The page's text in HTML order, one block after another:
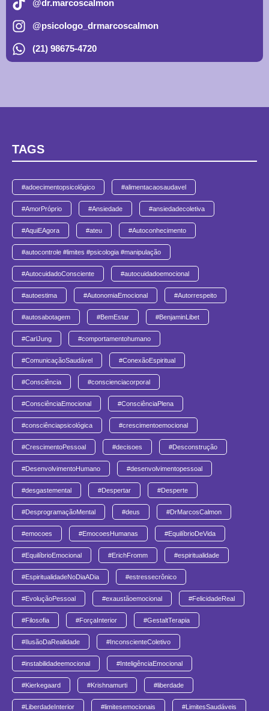
@dr.marcoscalmon
@psicologo_drmarcoscalmon
(21) 98675-4720
TAGS
#adoecimentopsicológico #alimentacaosaudavel
#AmorPróprio #Ansiedade #ansiedadecoletiva
#AquiEAgora #ateu #Autoconhecimento
#autocontrole #limites #psicologia #manipulação
#AutocuidadoConsciente #autocuidadoemocional
#autoestima #AutonomiaEmocional #Autorrespeito
#autosabotagem #BemEstar #BenjaminLibet
#CarlJung #comportamentohumano
#ComunicaçãoSaudável #ConexãoEspiritual
#Consciência #conscienciacorporal
#ConsciênciaEmocional #ConsciênciaPlena
#consciênciapsicológica #crescimentoemocional
#CrescimentoPessoal #decisoes #Desconstrução
#DesenvolvimentoHumano #desenvolvimentopessoal
#desgastemental #Despertar #Desperte
#DesprogramaçãoMental #deus #DrMarcosCalmon
#emocoes #EmocoesHumanas #EquilíbrioDeVida
#EquilíbrioEmocional #ErichFromm #espiritualidade
#EspiritualidadeNoDiaADia #estressecrônico
#EvoluçãoPessoal #exaustãoemocional #FelicidadeReal
#Filosofia #ForçaInterior #GestaltTerapia
#IlusãoDaRealidade #InconscienteColetivo
#instabilidadeemocional #InteligênciaEmocional
#Kierkegaard #Krishnamurti #liberdade
#LiberdadeInterior #limitesemocionais #LimitesSaudáveis